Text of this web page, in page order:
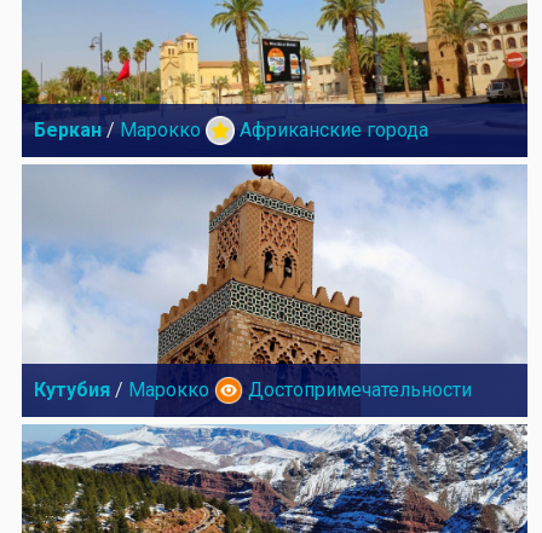
Беркан / Марокко Африканские города
Кутубия / Марокко Достопримечательности